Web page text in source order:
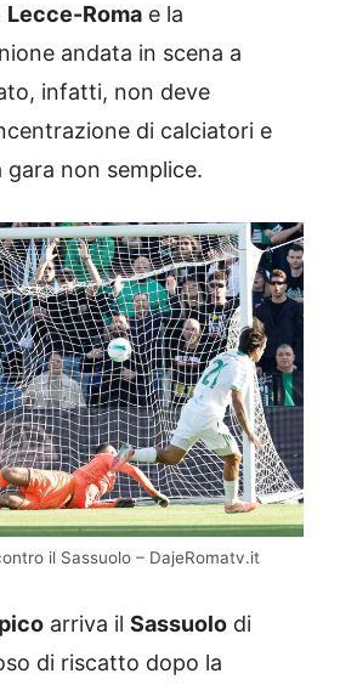
Lecce-Roma e la
andata in scena a
infatti, non deve
di calciatori e
gara non semplice.
il Sassuolo – DajeRomatv.it
arriva il Sassuolo di
di riscatto dopo la